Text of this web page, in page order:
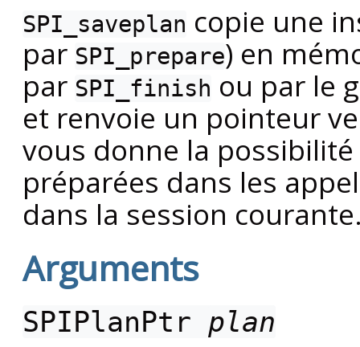
SPI_saveplan copie une
par SPI_prepare) en
par SPI_finish ou par le
et renvoie un pointeur
vous donne la
préparées dans les
dans la session
Arguments
SPIPlanPtr plan